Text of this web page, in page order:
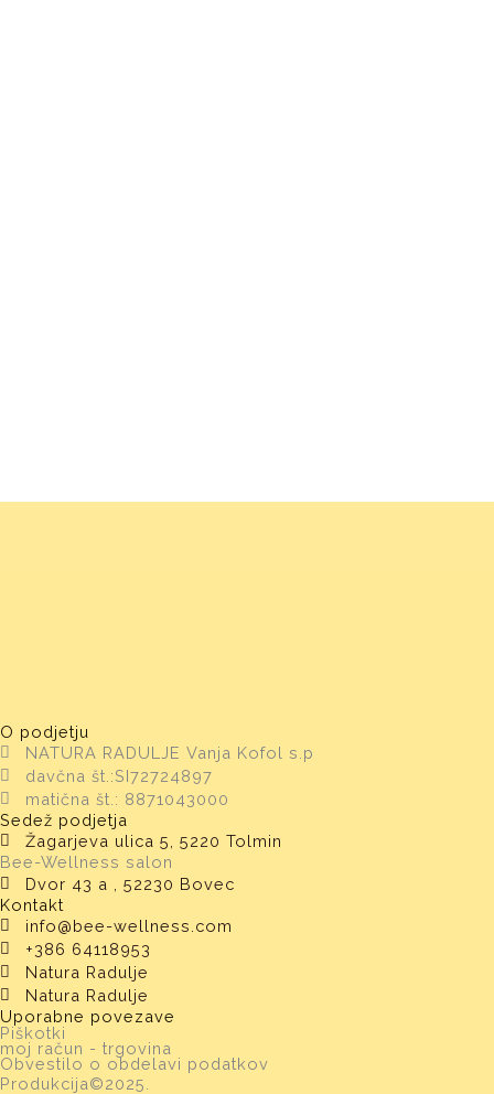
O podjetju
NATURA RADULJE Vanja Kofol s.p
davčna št.:SI72724897
matična št.: 8871043000
Sedež podjetja
Žagarjeva ulica 5, 5220 Tolmin
Bee-Wellness salon
Dvor 43 a , 52230 Bovec
Kontakt
info@bee-wellness.com
+386 64118953
Natura Radulje
Natura Radulje
Uporabne povezave
Piškotki
moj račun - trgovina
Obvestilo o obdelavi podatkov
Produkcija©2025.